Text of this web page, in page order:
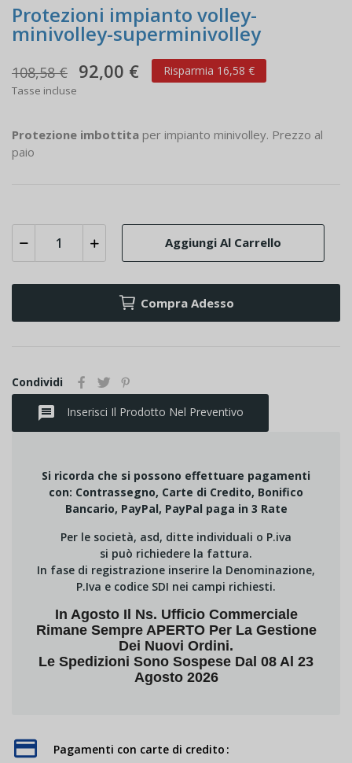
Protezioni impianto volley-
minivolley-superminivolley
108,58 € 92,00 € Risparmia 16,58 €
Tasse incluse
Protezione imbottita per impianto minivolley. Prezzo al
paio
Aggiungi Al Carrello
Compra Adesso
Condividi
message Inserisci Il Prodotto Nel Preventivo
Si ricorda che si possono effettuare pagamenti
con: Contrassegno, Carte di Credito, Bonifico
Bancario, PayPal, PayPal paga in 3 Rate
Per le società, asd, ditte individuali o P.iva
si può richiedere la fattura.
In fase di registrazione inserire la Denominazione,
P.Iva e codice SDI nei campi richiesti.
In Agosto Il Ns. Ufficio Commerciale
Rimane Sempre APERTO Per La Gestione
Dei Nuovi Ordini.
Le Spedizioni Sono Sospese Dal 08 Al 23
Agosto 2026
Pagamenti con carte di credito